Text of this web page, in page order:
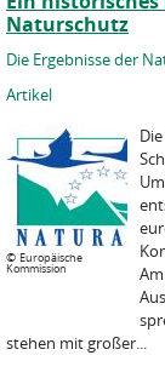
Naturschutz
Die Ergebnisse der
Artikel
© Europäische
Kommission
stehen mit großer...